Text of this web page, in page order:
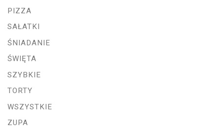
PIZZA
SAŁATKI
ŚNIADANIE
ŚWIĘTA
SZYBKIE
TORTY
WSZYSTKIE
ZUPA